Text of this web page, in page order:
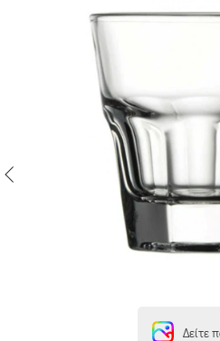
Δείτε